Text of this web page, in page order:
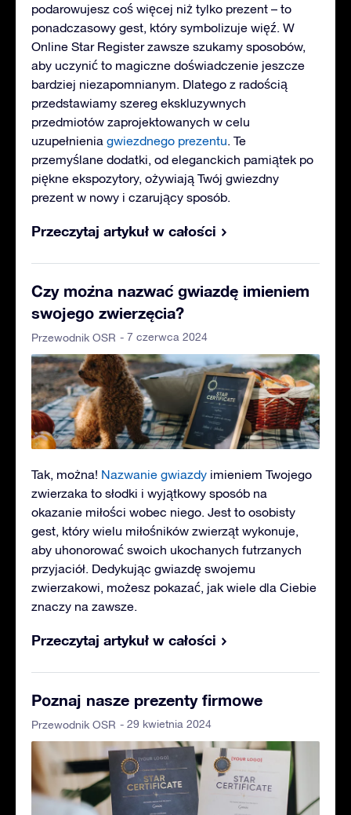
podarowujesz coś więcej niż tylko prezent – to
ponadczasowy gest, który symbolizuje więź. W
Online Star Register zawsze szukamy sposobów,
aby uczynić to magiczne doświadczenie jeszcze
bardziej niezapomnianym. Dlatego z radością
przedstawiamy szereg ekskluzywnych
przedmiotów zaprojektowanych w celu
uzupełnienia gwiezdnego prezentu . Te
przemyślane dodatki, od eleganckich pamiątek po
piękne ekspozytory, ożywiają Twój gwiezdny
prezent w nowy i czarujący sposób.
Przeczytaj artykuł w całości
Czy można nazwać gwiazdę imieniem
swojego zwierzęcia?
Przewodnik OSR - 7 czerwca 2024
Tak, można! Nazwanie gwiazdy imieniem Twojego
zwierzaka to słodki i wyjątkowy sposób na
okazanie miłości wobec niego. Jest to osobisty
gest, który wielu miłośników zwierząt wykonuje,
aby uhonorować swoich ukochanych futrzanych
przyjaciół. Dedykując gwiazdę swojemu
zwierzakowi, możesz pokazać, jak wiele dla Ciebie
znaczy na zawsze.
Przeczytaj artykuł w całości
Poznaj nasze prezenty firmowe
Przewodnik OSR - 29 kwietnia 2024